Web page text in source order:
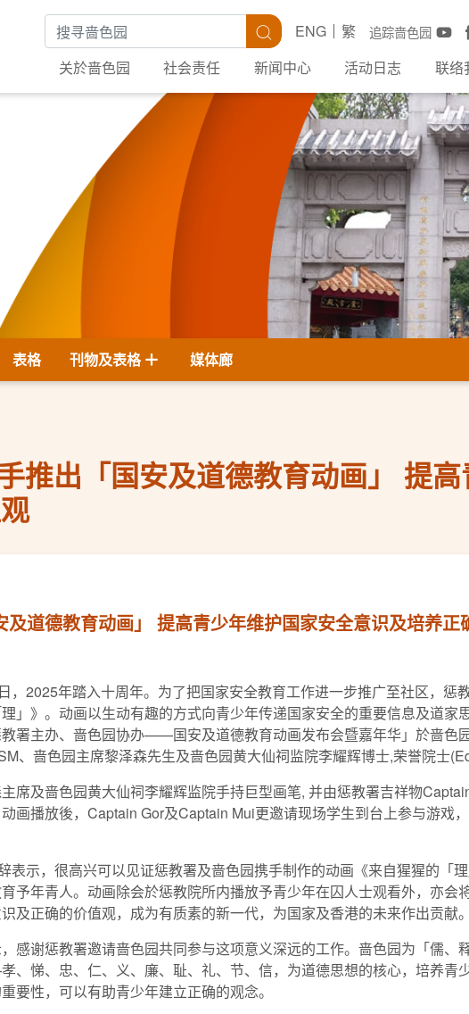
搜寻关键字 搜寻 追踪啬色园
ENG
繁
关於啬色园
社会责任 新闻中心 活动日志 联络
表格 刊物及表格 媒体廊
推出「国安及道德教育动画」 提
道德教育动画」 提高青少年维护国家安全意识及培养正
2025年踏入十周年。为了把国家安全教育工作进一步推广至社区，惩
》。动画以生动有趣的方式向青少年传递国家安全的重要信息及道家
署主办、啬色园协办——国安及道德教育动画发布会暨嘉年华」於啬色
、啬色园主席黎泽森先生及啬色园黄大仙祠监院李耀辉博士,荣誉院士
及啬色园黄大仙祠李耀辉监院手持巨型画笔, 并由惩教署吉祥物
画播放後，Captain Gor及Captain Mui更邀请现场学生到台上参与游戏
示，很高兴可以见证惩教署及啬色园携手制作的动画《来自猩猩的「
予年青人。动画除会於惩教院所内播放予青少年在囚人士观看外，亦会
及正确的价值观，成为有质素的新一代，为国家及香港的未来作出贡献。
谢惩教署邀请啬色园共同参与这项意义深远的工作。啬色园为「儒、
悌、忠、仁、义、廉、耻、礼、节、信，为道德思想的核心，培养青
要性，可以有助青少年建立正确的观念。